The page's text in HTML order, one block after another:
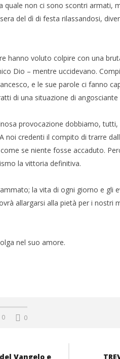
quale non ci sono scontri armati,
del dì di festa rilassandosi,
hanno voluto colpire con una
Dio – mentre uccidevano.
e le sue parole ci fanno
di una situazione di
provocazione dobbiamo,
noi credenti il compito di trarre
se niente fosse accaduto.
la vittoria definitiva.
la vita di ogni giorno e gli
allargarsi alla pietà per i nostri
nel suo amore.
0 0
Vangelo e